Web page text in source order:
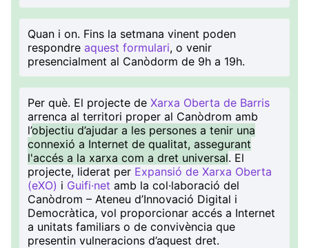
Quan i on. Fins la setmana vinent poden
respondre aquest formulari, o venir
presencialment al Canòdorm de 9h a 19h.
Per què. El projecte de Xarxa Oberta de Barris
arrenca al territori proper al Canòdrom amb
l’objectiu d’ajudar a les persones a tenir una
connexió a Internet de qualitat, assegurant
l'accés a la xarxa com a dret universal. El
projecte, liderat per Expansió de Xarxa Oberta
(eXO) i Guifi·net amb la col·laboració del
Canòdrom – Ateneu d’Innovació Digital i
Democràtica, vol proporcionar accés a Internet
a unitats familiars o de convivència que
presentin vulneracions d’aquest dret.